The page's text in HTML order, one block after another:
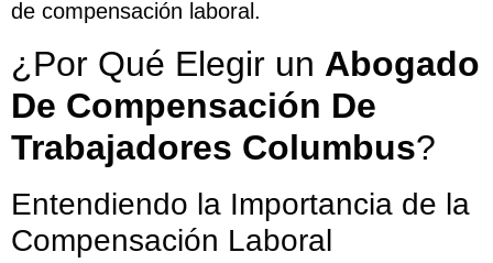
de compensación laboral.
¿Por Qué Elegir un Abogado
De Compensación De
Trabajadores Columbus?
Entendiendo la Importancia de la
Compensación Laboral